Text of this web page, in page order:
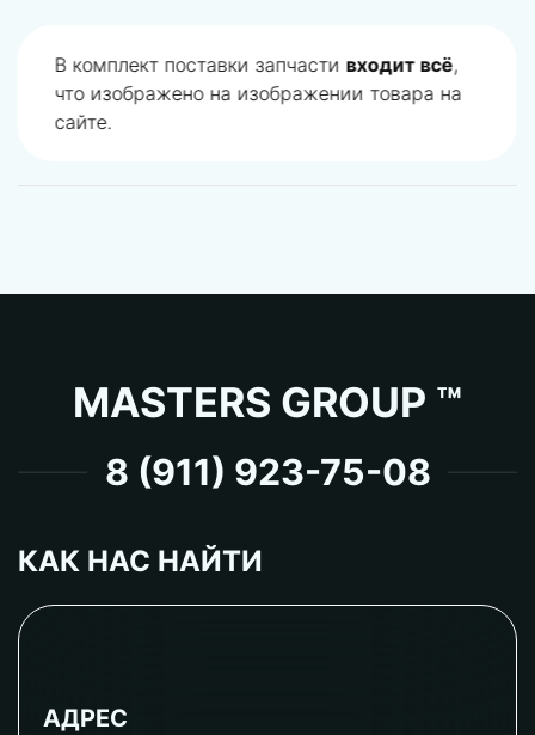
В комплект поставки запчасти входит всё,
что изображено на изображении товара на
сайте.
MASTERS GROUP ™
8 (911) 923-75-08
КАК НАС НАЙТИ
АДРЕС